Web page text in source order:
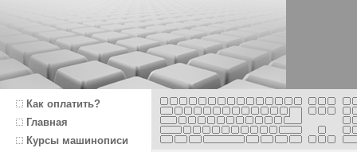
Как оплатить?
Главная
Курсы машинописи